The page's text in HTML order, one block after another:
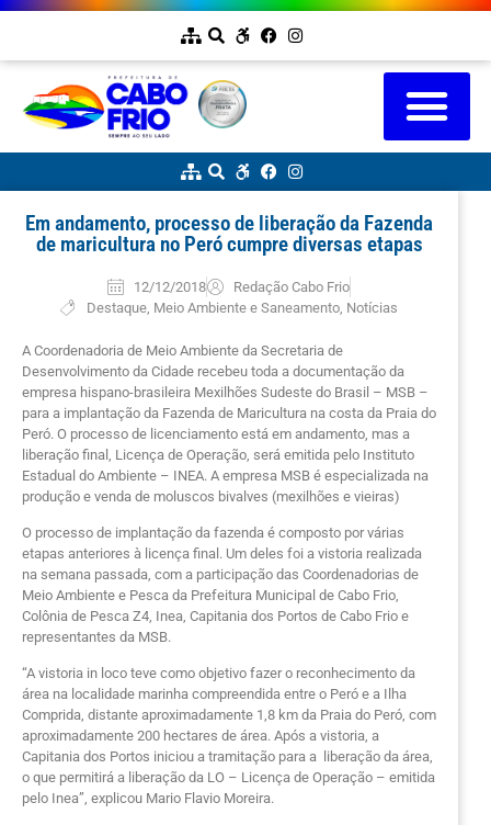
Em andamento, processo de liberação da Fazenda
de maricultura no Peró cumpre diversas etapas
12/12/2018
Redação Cabo Frio
Destaque, Meio Ambiente e Saneamento, Notícias
A Coordenadoria de Meio Ambiente da Secretaria de
Desenvolvimento da Cidade recebeu toda a documentação da
empresa hispano-brasileira Mexilhões Sudeste do Brasil – MSB –
para a implantação da Fazenda de Maricultura na costa da Praia do
Peró. O processo de licenciamento está em andamento, mas a
liberação final, Licença de Operação, será emitida pelo Instituto
Estadual do Ambiente – INEA. A empresa MSB é especializada na
produção e venda de moluscos bivalves (mexilhões e vieiras)
O processo de implantação da fazenda é composto por várias
etapas anteriores à licença final. Um deles foi a vistoria realizada
na semana passada, com a participação das Coordenadorias de
Meio Ambiente e Pesca da Prefeitura Municipal de Cabo Frio,
Colônia de Pesca Z4, Inea, Capitania dos Portos de Cabo Frio e
representantes da MSB.
“A vistoria in loco teve como objetivo fazer o reconhecimento da
área na localidade marinha compreendida entre o Peró e a Ilha
Comprida, distante aproximadamente 1,8 km da Praia do Peró, com
aproximadamente 200 hectares de área. Após a vistoria, a
Capitania dos Portos iniciou a tramitação para a liberação da área,
o que permitirá a liberação da LO – Licença de Operação – emitida
pelo Inea”, explicou Mario Flavio Moreira.